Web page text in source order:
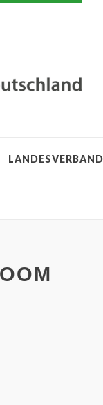
LANDESVERBAND